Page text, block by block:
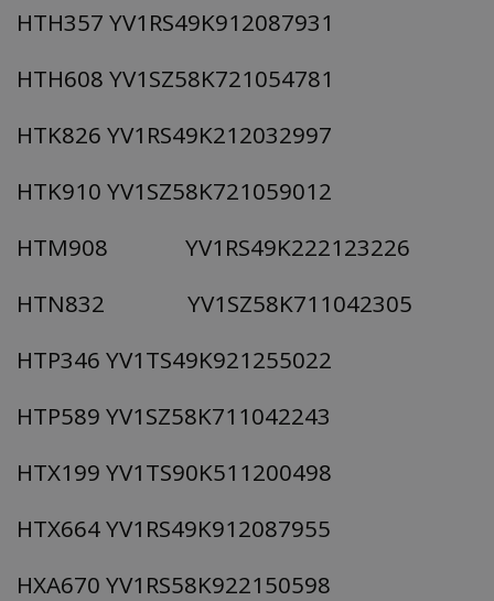
HTH357 YV1RS49K912087931
HTH608 YV1SZ58K721054781
HTK826 YV1RS49K212032997
HTK910 YV1SZ58K721059012
HTM908 YV1RS49K222123226
HTN832 YV1SZ58K711042305
HTP346 YV1TS49K921255022
HTP589 YV1SZ58K711042243
HTX199 YV1TS90K511200498
HTX664 YV1RS49K912087955
HXA670 YV1RS58K922150598